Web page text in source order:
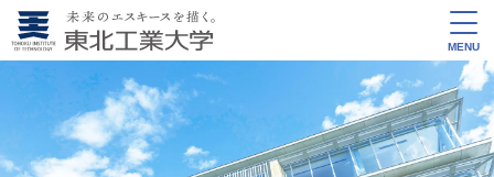
MENU